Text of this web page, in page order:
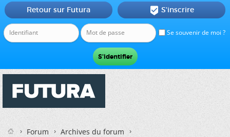
Se souvenir de moi ?
Retour sur Futura  S'inscrire
Forum
Archives du forum